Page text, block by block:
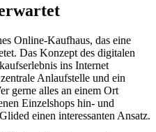
Online-Kaufhaus, das eine
Das Konzept des digitalen
ins Internet
Anlaufstelle und ein
gerne alles an einem Ort
Einzelshops hin- und
einen interessanten Ansatz.